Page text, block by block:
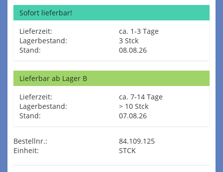
Sofort lieferbar!
Lieferzeit:
ca. 1-3 Tage
Lagerbestand:
3 Stck
Stand:
08.08.26
Lieferbar ab Lager B
Lieferzeit:
ca. 7-14 Tage
Lagerbestand:
> 10 Stck
Stand:
07.08.26
Bestellnr.:
84.109.125
Einheit:
STCK